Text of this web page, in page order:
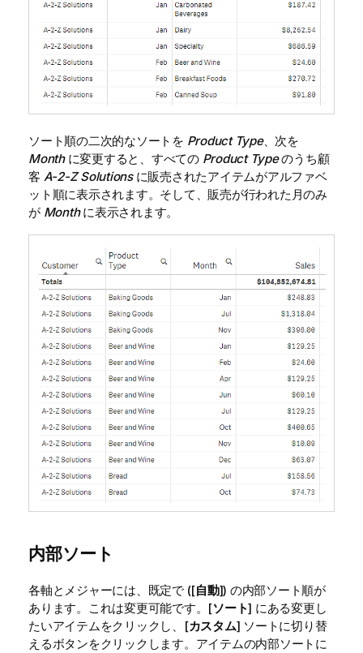
ソート順の二次的なソートを Product Type、次を
Monthに変更すると、すべての Product Typeのうち顧
客 A-2-Z Solutionsに販売されたアイテムがアルファベ
ット順に表示されます。そして、販売が行われた月のみ
が Monthに表示されます。
内部ソート
各軸とメジャーには、既定で ([自動]) の内部ソート順が
あります。これは変更可能です。[ソート] にある変更し
たいアイテムをクリックし、[カスタム] ソートに切り替
えるボタンをクリックします。アイテムの内部ソートに